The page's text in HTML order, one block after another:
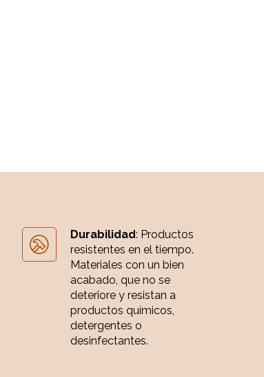
Durabilidad: Productos
resistentes en el tiempo.
Materiales con un bien
acabado, que no se
deteriore y resistan a
productos químicos,
detergentes o
desinfectantes.